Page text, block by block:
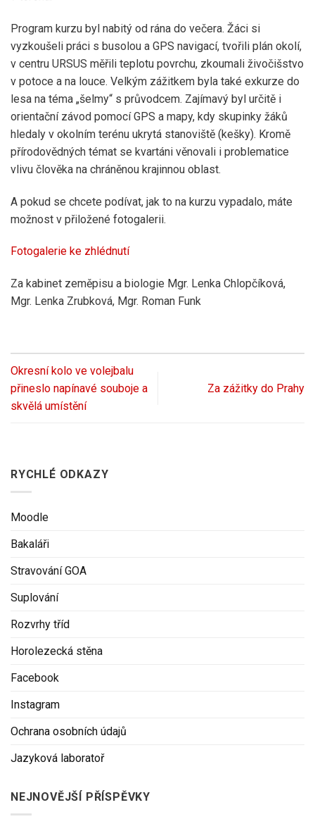
Program kurzu byl nabitý od rána do večera. Žáci si
vyzkoušeli práci s busolou a GPS navigací, tvořili plán okolí,
v centru URSUS měřili teplotu povrchu, zkoumali živočišstvo
v potoce a na louce. Velkým zážitkem byla také exkurze do
lesa na téma „šelmy“ s průvodcem. Zajímavý byl určitě i
orientační závod pomocí GPS a mapy, kdy skupinky žáků
hledaly v okolním terénu ukrytá stanoviště (kešky). Kromě
přírodovědných témat se kvartáni věnovali i problematice
vlivu člověka na chráněnou krajinnou oblast.
A pokud se chcete podívat, jak to na kurzu vypadalo, máte
možnost v přiložené fotogalerii.
Fotogalerie ke zhlédnutí
Za kabinet zeměpisu a biologie Mgr. Lenka Chlopčíková,
Mgr. Lenka Zrubková, Mgr. Roman Funk
Okresní kolo ve volejbalu
přineslo napínavé souboje a
skvělá umístění
Za zážitky do Prahy
RYCHLÉ ODKAZY
Moodle
Bakaláři
Stravování GOA
Suplování
Rozvrhy tříd
Horolezecká stěna
Facebook
Instagram
Ochrana osobních údajů
Jazyková laboratoř
NEJNOVĚJŠÍ PŘÍSPĚVKY